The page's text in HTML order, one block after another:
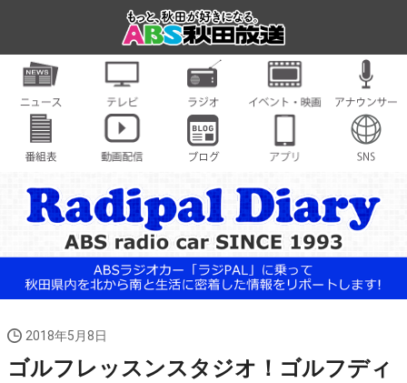
2018年5月8日
ゴルフレッスンスタジオ！ゴルフディ